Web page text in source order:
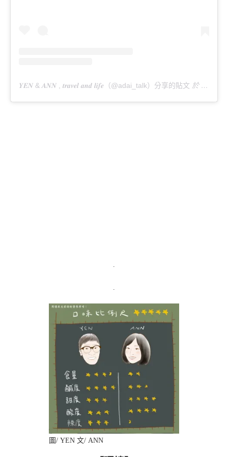
𝒀𝑬𝑵 & 𝑨𝑵𝑵 , 𝒕𝒓𝒂𝒗𝒆𝒍 𝒂𝒏𝒅 𝒍𝒊𝒇𝒆（@adai_talk）分享的貼文 於 PDT
.
.
圖/ YEN 文/ ANN